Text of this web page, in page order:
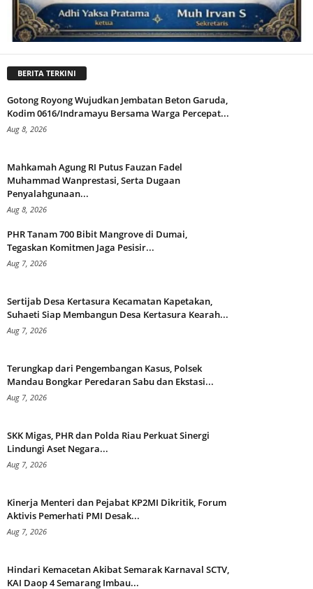
BERITA TERKINI
Gotong Royong Wujudkan Jembatan Beton Garuda,
Kodim 0616/Indramayu Bersama Warga Percepat...
Aug 8, 2026
Mahkamah Agung RI Putus Fauzan Fadel
Muhammad Wanprestasi, Serta Dugaan
Penyalahgunaan...
Aug 8, 2026
PHR Tanam 700 Bibit Mangrove di Dumai,
Tegaskan Komitmen Jaga Pesisir...
Aug 7, 2026
Sertijab Desa Kertasura Kecamatan Kapetakan,
Suhaeti Siap Membangun Desa Kertasura Kearah...
Aug 7, 2026
Terungkap dari Pengembangan Kasus, Polsek
Mandau Bongkar Peredaran Sabu dan Ekstasi...
Aug 7, 2026
SKK Migas, PHR dan Polda Riau Perkuat Sinergi
Lindungi Aset Negara...
Aug 7, 2026
Kinerja Menteri dan Pejabat KP2MI Dikritik, Forum
Aktivis Pemerhati PMI Desak...
Aug 7, 2026
Hindari Kemacetan Akibat Semarak Karnaval SCTV,
KAI Daop 4 Semarang Imbau...